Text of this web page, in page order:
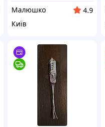
Малюшко
4.9
Київ